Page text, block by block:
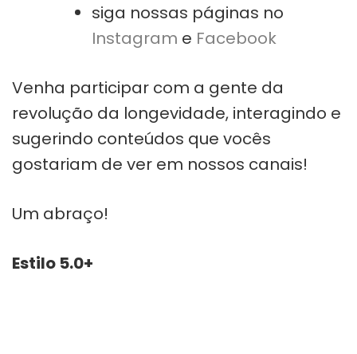
siga nossas páginas no
Instagram e Facebook
Venha participar com a gente da
revolução da longevidade, interagindo e
sugerindo conteúdos que vocês
gostariam de ver em nossos canais!
Um abraço!
Estilo 5.0+